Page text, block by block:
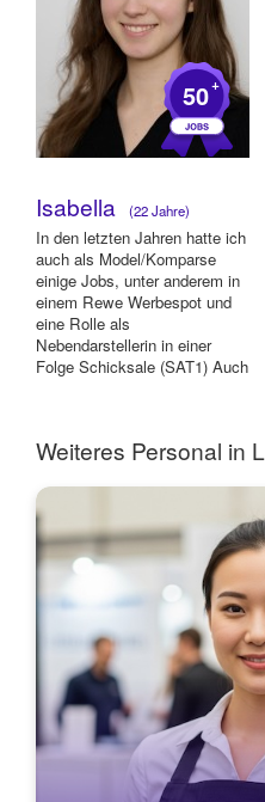
50+
Isabella (22 Jahre)
In den letzten Jahren hatte ich
auch als Model/Komparse
einige Jobs, unter anderem in
einem Rewe Werbespot und
eine Rolle als
Nebendarstellerin in einer
Folge Schicksale (SAT1) Auch
Weiteres Personal in